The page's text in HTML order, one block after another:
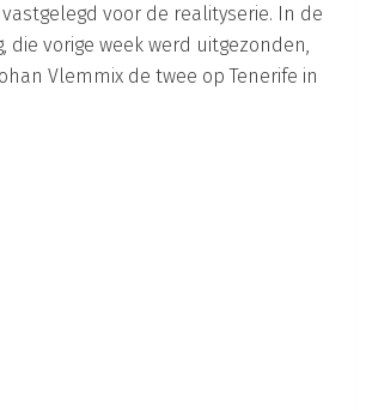
voor de realityserie. In de
die vorige week werd uitgezonden,
Vlemmix de twee op Tenerife in